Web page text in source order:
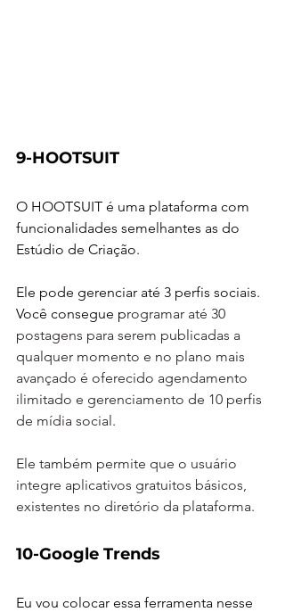
9-HOOTSUIT
O HOOTSUIT é uma plataforma com
funcionalidades semelhantes as do
Estúdio de Criação.
Ele pode gerenciar até 3 perfis sociais.
Você consegue programar até 30
postagens para serem publicadas a
qualquer momento e no plano mais
avançado é oferecido agendamento
ilimitado e gerenciamento de 10 perfis
de mídia social.
Ele também permite que o usuário
integre aplicativos gratuitos básicos,
existentes no diretório da plataforma.
10-Google Trends
Eu vou colocar essa ferramenta nesse